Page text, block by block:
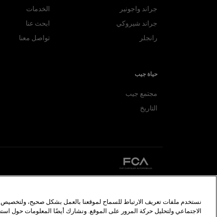
جراند واجونير
جراند شيروكي
رانجلر
حياة جيب
مجتمع جيب
التاريخ
الخدمات
ابحث عنا
تواصل معنا
الصور الواردة هي لأغراض التوضيح فقط وقد تختلف ، اتصل بالموزع المحلي
نستخدم ملفات تعريف الارتباط للسماح لموقعنا بالعمل بشكل صحيح، ولتخصيص
الاجتماعي ولتحليل حركة المرور على الموقع. ونشارك أيضًا المعلومات حول